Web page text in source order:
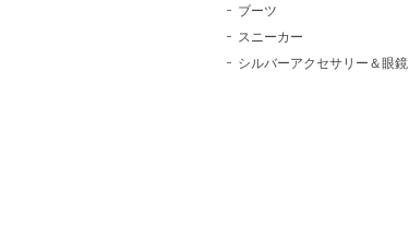
ブーツ
スニーカー
シルバーアクセサリー＆眼鏡